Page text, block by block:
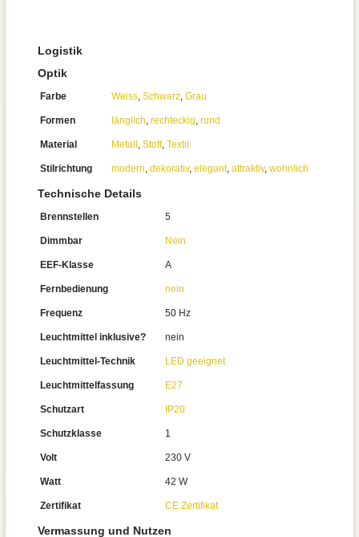
Logistik
Optik
Farbe Weiss, Schwarz, Grau
Formen länglich, rechteckig, rund
Material Metall , Stoff, Textil
Stilrichtung modern, dekorativ, elegant, attraktiv, wohnlich
Technische Details
Brennstellen 5
Dimmbar Nein
EEF-Klasse A
Fernbedienung nein
Frequenz 50 Hz
Leuchtmittel inklusive? nein
Leuchtmittel-Technik LED geeignet
Leuchtmittelfassung E27
Schutzart IP20
Schutzklasse 1
Volt 230 V
Watt 42 W
Zertifikat CE Zertifikat
Vermassung und Nutzen